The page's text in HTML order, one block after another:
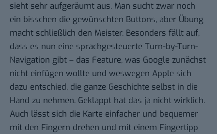
sieht sehr aufgeräumt aus. Man sucht zwar noch
ein bisschen die gewünschten Buttons, aber Übung
macht schließlich den Meister. Besonders fällt auf,
dass es nun eine sprachgesteuerte Turn-by-Turn-
Navigation gibt – das Feature, was Google zunächst
nicht einfügen wollte und weswegen Apple sich
dazu entschied, die ganze Geschichte selbst in die
Hand zu nehmen. Geklappt hat das ja nicht wirklich.
Auch lässt sich die Karte einfacher und bequemer
mit den Fingern drehen und mit einem Fingertipp